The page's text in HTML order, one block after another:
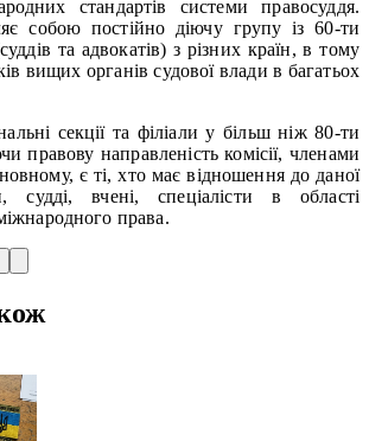
стандартів системи правосуддя.
собою постійно діючу групу із 60-ти
та адвокатів) з різних країн, в тому
вищих органів судової влади в багатьох
секції та філіали у більш ніж 80-ти
правову направленість комісії, членами
є ті, хто має відношення до даної
судді, вчені, спеціалісти в області
права.